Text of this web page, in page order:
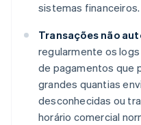
sistemas financeiros.
Transações não
regularmente os
de pagamentos que
grandes quantias
desconhecidas ou
horário comercial